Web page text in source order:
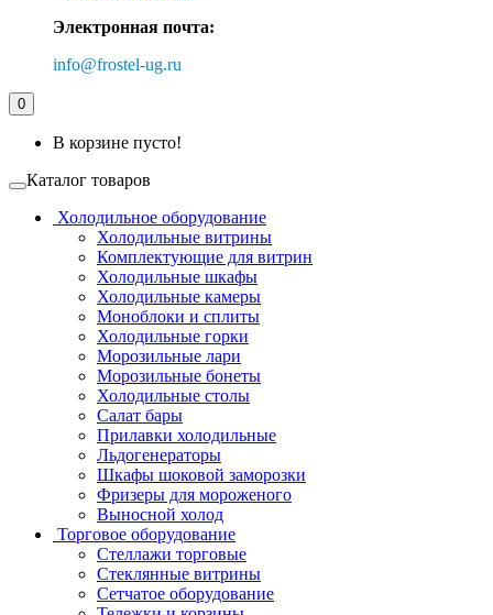
Электронная почта:
info@frostel-ug.ru
0
В корзине пусто!
Каталог товаров
Холодильное оборудование
Холодильные витрины
Комплектующие для витрин
Холодильные шкафы
Холодильные камеры
Моноблоки и сплиты
Холодильные горки
Морозильные лари
Морозильные бонеты
Холодильные столы
Салат бары
Прилавки холодильные
Льдогенераторы
Шкафы шоковой заморозки
Фризеры для мороженого
Выносной холод
Торговое оборудование
Стеллажи торговые
Стеклянные витрины
Сетчатое оборудование